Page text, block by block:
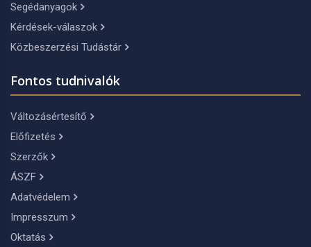
Segédanyagok
Kérdések-válaszok
Közbeszerzési Tudástár
Fontos tudnivalók
Változásértesítő
Előfizetés
Szerzők
ÁSZF
Adatvédelem
Impresszum
Oktatás